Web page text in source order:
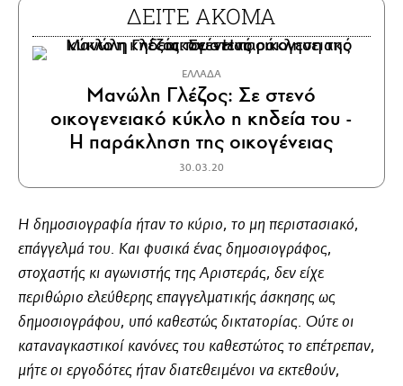
ΔΕΙΤΕ ΑΚΟΜΑ
ΕΛΛΑΔΑ
Μανώλη Γλέζος: Σε στενό
οικογενειακό κύκλο η κηδεία του -
Η παράκληση της οικογένειας
30.03.20
Η δημοσιογραφία ήταν το κύριο, το μη περιστασιακό,
επάγγελμά του. Και φυσικά ένας δημοσιογράφος,
στοχαστής κι αγωνιστής της Αριστεράς, δεν είχε
περιθώριο ελεύθερης επαγγελματικής άσκησης ως
δημοσιογράφου, υπό καθεστώς δικτατορίας. Ούτε οι
καταναγκαστικοί κανόνες του καθεστώτος το επέτρεπαν,
μήτε οι εργοδότες ήταν διατεθειμένοι να εκτεθούν,